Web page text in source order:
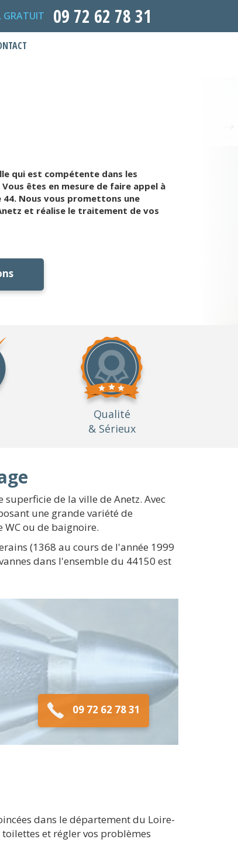
GRATUIT 09 72 62 78 31
qui est compétente dans les
êtes en mesure de faire appel à
Nous vous promettons une
et réalise le traitement de vos
Qualité
& Sérieux
de la ville de Anetz. Avec
une grande variété de
ou de baignoire.
(1368 au cours de l'année 1999
dans l'ensemble du 44150 est
09 72 62 78 31
dans le département du Loire-
et régler vos problèmes